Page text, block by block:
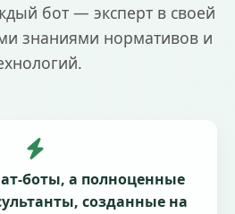
бот — эксперт в своей
знаниями нормативов и
боты, а полноценные
созданные на